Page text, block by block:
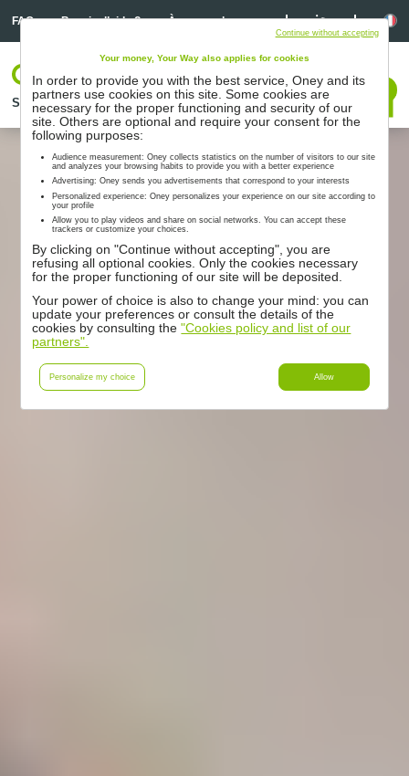
FAQ Besoin d’aide ? À propos de nous Linkedin
Linkedin
Solutions Nos partenaires Accompagnement Ressources
Votre espace
Nous contacter
Your money, Your Way also applies for cookies
In order to provide you with the best service, Oney and its
partners use cookies on this site. Some cookies are
necessary for the proper functioning and security of our
site. Others are optional and require your consent for the
following purposes:
Audience measurement: Oney collects statistics on the number of visitors to our site
and analyzes your browsing habits to provide you with a better experience
Advertising: Oney sends you advertisements that correspond to your interests
Personalized experience: Oney personalizes your experience on our site according to
your profile
Allow you to play videos and share on social networks. You can accept these
trackers or customize your choices.
By clicking on "Continue without accepting", you are
refusing all optional cookies. Only the cookies necessary
for the proper functioning of our site will be deposited.
Your power of choice is also to change your mind: you can
update your preferences or consult the details of the
cookies by consulting the"Cookies policy and list of our
partners".
Personalize my choice Allow
Continue without accepting